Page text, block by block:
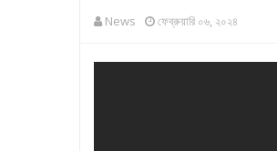
News ফেব্রুয়ারি ০৬, ২০২৪